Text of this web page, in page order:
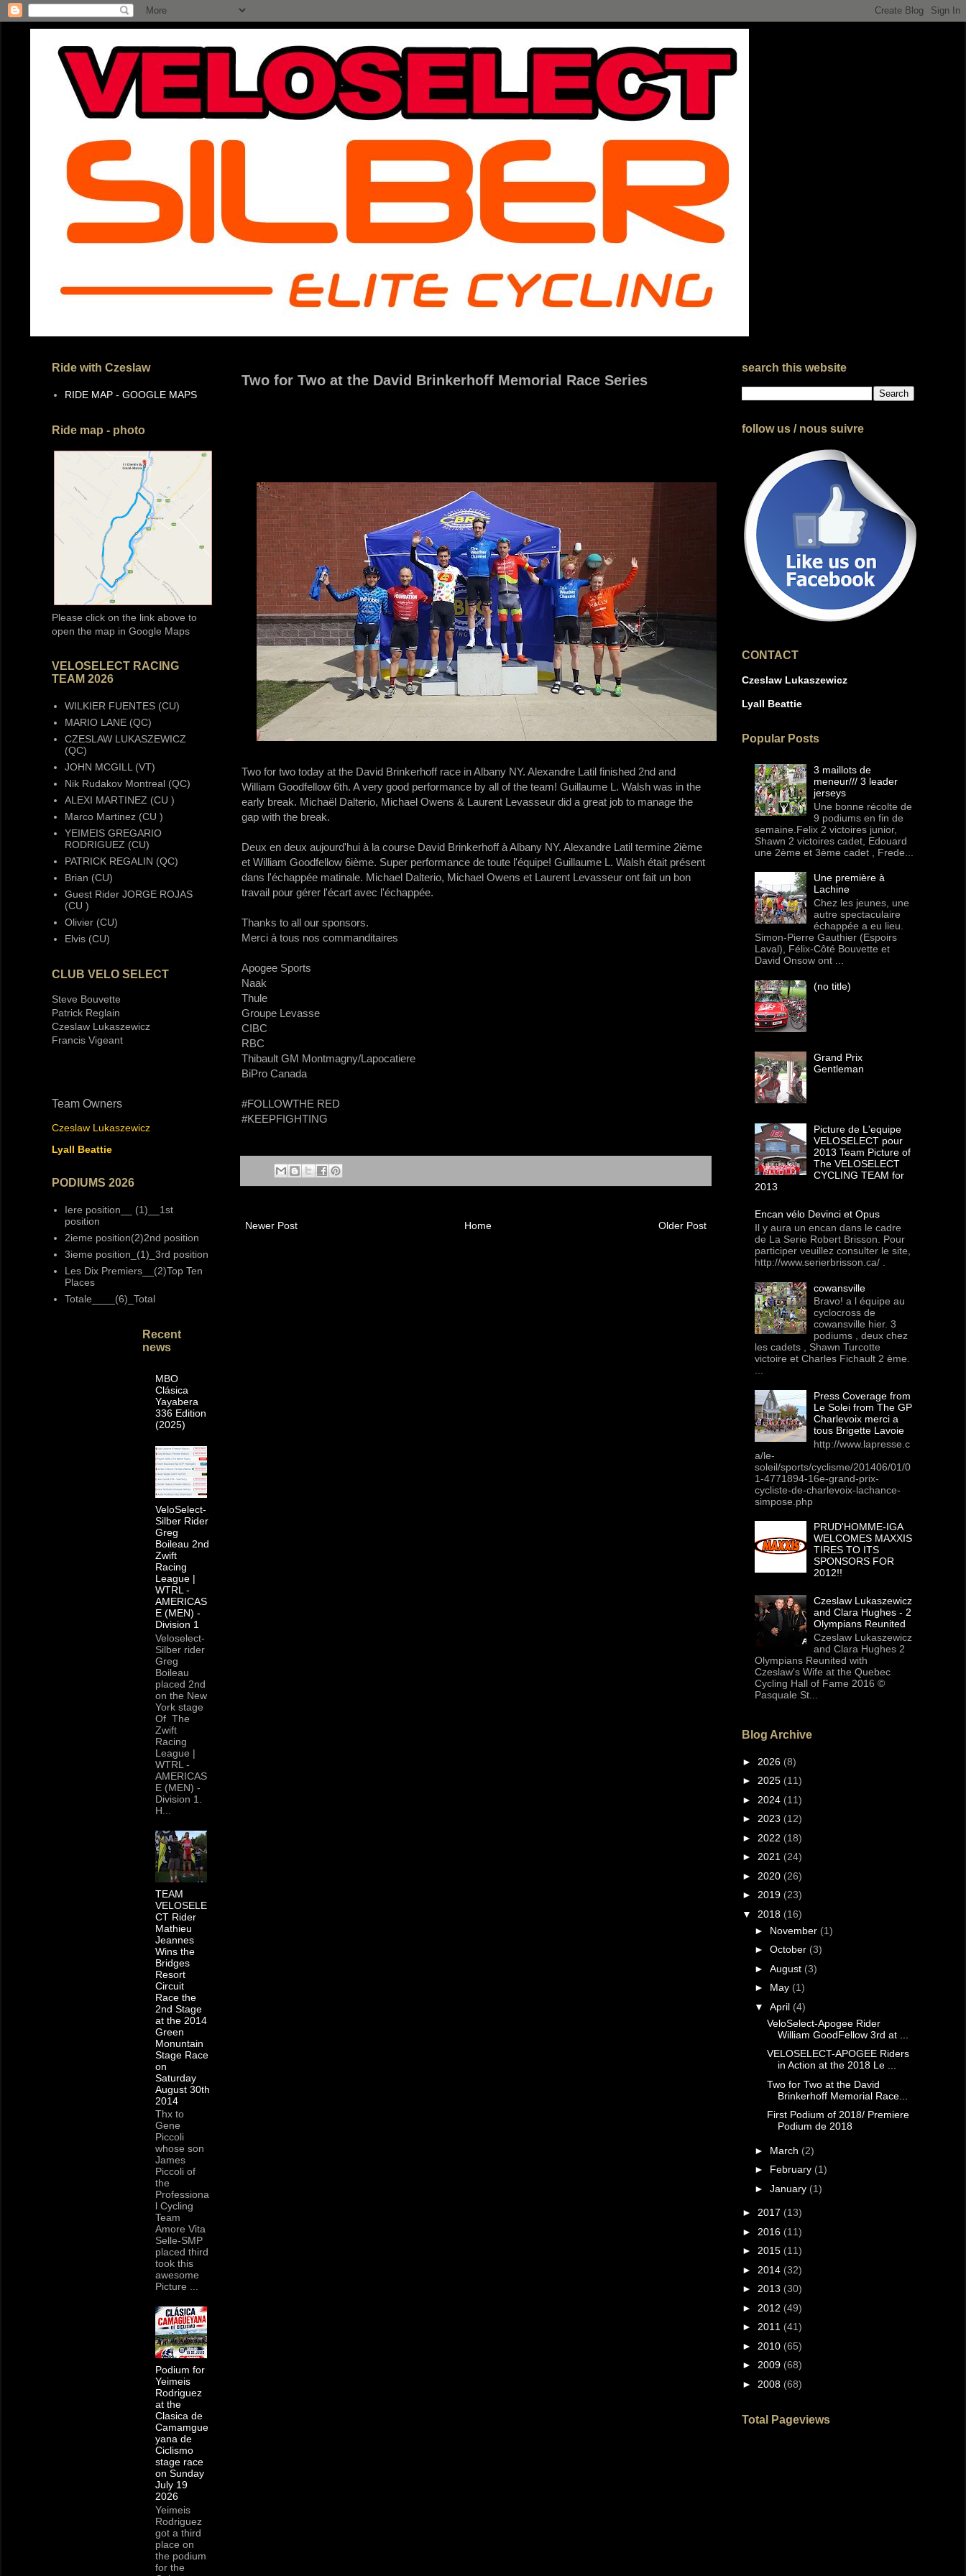
Two for Two at the David Brinkerhoff Memorial Race Series
Two for two today at the David Brinkerhoff race in Albany NY. Alexandre Latil​ finished 2nd and
William Goodfellow​ 6th. A very good performance by all of the team! Guillaume L. Walsh​ was in the
early break. Michaël Dalterio​, Michael Owens​ & Laurent Levasseur​ did a great job to manage the
gap with the break.
Deux en deux aujourd'hui à la course David Brinkerhoff à Albany NY. Alexandre Latil termine 2ième
et William Goodfellow 6ième. Super performance de toute l'équipe! Guillaume L. Walsh était présent
dans l'échappée matinale. Michael Dalterio, Michael Owens et Laurent Levasseur ont fait un bon
travail pour gérer l'écart avec l'échappée.
Thanks to all our sponsors.
Merci à tous nos commanditaires
Apogee Sports​
Naak​
Thule​
Groupe Levasse​
CIBC​
RBC​
Thibault GM Montmagny/Lapocatiere​
BiPro Canada​
#FOLLOWTHE RED
#KEEPFIGHTING
Newer Post Older Post
Home
Ride with Czeslaw
RIDE MAP - GOOGLE MAPS
Ride map - photo
Please click on the link above to
open the map in Google Maps
VELOSELECT RACING
TEAM 2026
WILKIER FUENTES (CU)
MARIO LANE (QC)
CZESLAW LUKASZEWICZ
(QC)
JOHN MCGILL (VT)
Nik Rudakov Montreal (QC)
ALEXI MARTINEZ (CU )
Marco Martinez (CU )
YEIMEIS GREGARIO
RODRIGUEZ (CU)
PATRICK REGALIN (QC)
Brian (CU)
Guest Rider JORGE ROJAS
(CU )
Olivier (CU)
Elvis (CU)
CLUB VELO SELECT
Steve Bouvette
Patrick Reglain
Czeslaw Lukaszewicz
Francis Vigeant
Team Owners
Czeslaw Lukaszewicz
Lyall Beattie
PODIUMS 2026
Iere position__ (1)__1st
position
2ieme position(2)2nd position
3ieme position_(1)_3rd position
Les Dix Premiers__(2)Top Ten
Places
Totale____(6)_Total
Recent
news
MBO
Clásica
Yayabera
336 Edition
(2025)
VeloSelect-
Silber Rider
Greg
Boileau 2nd
Zwift
Racing
League |
WTRL -
AMERICAS
E (MEN) -
Division 1
Veloselect-
Silber rider
Greg
Boileau
placed 2nd
on the New
York stage
Of The
Zwift
Racing
League |
WTRL -
AMERICAS
E (MEN) -
Division 1.
H...
TEAM
VELOSELE
CT Rider
Mathieu
Jeannes
Wins the
Bridges
Resort
Circuit
Race the
2nd Stage
at the 2014
Green
Monuntain
Stage Race
on
Saturday
August 30th
2014
Thx to
Gene
Piccoli
whose son
James
Piccoli of
the
Professiona
l Cycling
Team
Amore Vita
Selle-SMP
placed third
took this
awesome
Picture ...
Podium for
Yeimeis
Rodriguez
at the
Clasica de
Camamgue
yana de
Ciclismo
stage race
on Sunday
July 19
2026
Yeimeis
Rodriguez
got a third
place on
the podium
for the
search this website
follow us / nous suivre
CONTACT
Czeslaw Lukaszewicz
Lyall Beattie
Popular Posts
3 maillots de
meneur/// 3 leader
jerseys
Une bonne récolte de
9 podiums en fin de
semaine.Felix 2 victoires junior,
Shawn 2 victoires cadet, Edouard
une 2ème et 3ème cadet , Frede...
Une première à
Lachine
Chez les jeunes, une
autre spectaculaire
échappée a eu lieu.
Simon-Pierre Gauthier (Espoirs
Laval), Félix-Côté Bouvette et
David Onsow ont ...
(no title)
Grand Prix
Gentleman
Picture de L'equipe
VELOSELECT pour
2013 Team Picture of
The VELOSELECT
CYCLING TEAM for
2013
Encan vélo Devinci et Opus
Il y aura un encan dans le cadre
de La Serie Robert Brisson. Pour
participer veuillez consulter le site,
http://www.serierbrisson.ca/ .
cowansville
Bravo! a l équipe au
cyclocross de
cowansville hier. 3
podiums , deux chez
les cadets , Shawn Turcotte
victoire et Charles Fichault 2 ème.
...
Press Coverage from
Le Solei from The GP
Charlevoix merci a
tous Brigette Lavoie
http://www.lapresse.c
a/le-
soleil/sports/cyclisme/201406/01/0
1-4771894-16e-grand-prix-
cycliste-de-charlevoix-lachance-
simpose.php
PRUD'HOMME-IGA
WELCOMES MAXXIS
TIRES TO ITS
SPONSORS FOR
2012!!
Czeslaw Lukaszewicz
and Clara Hughes - 2
Olympians Reunited
Czeslaw Lukaszewicz
and Clara Hughes 2
Olympians Reunited with
Czeslaw's Wife at the Quebec
Cycling Hall of Fame 2016 ©
Pasquale St...
Blog Archive
► 2026 (8)
► 2025 (11)
► 2024 (11)
► 2023 (12)
► 2022 (18)
► 2021 (24)
► 2020 (26)
► 2019 (23)
▼ 2018 (16)
► November (1)
► October (3)
► August (3)
► May (1)
▼ April (4)
VeloSelect-Apogee Rider
William GoodFellow 3rd at ...
VELOSELECT-APOGEE Riders
in Action at the 2018 Le ...
Two for Two at the David
Brinkerhoff Memorial Race...
First Podium of 2018/ Premiere
Podium de 2018
► March (2)
► February (1)
► January (1)
► 2017 (13)
► 2016 (11)
► 2015 (11)
► 2014 (32)
► 2013 (30)
► 2012 (49)
► 2011 (41)
► 2010 (65)
► 2009 (68)
► 2008 (68)
Total Pageviews